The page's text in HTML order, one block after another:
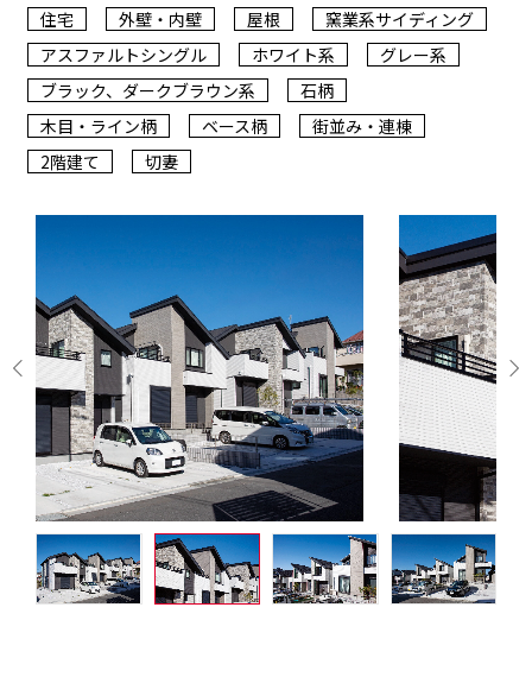
住宅
外壁・内壁 屋根
窯業系サイディング
アスファルトシングル
ホワイト系
グレー系
ブラック、ダークブラウン系
石柄
木目・ライン柄
ベース柄
街並み・連棟
2階建て
切妻